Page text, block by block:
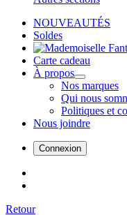
NOUVEAUTÉS
Soldes
Carte cadeau
À propos
Nos marques
Qui nous
Politiques et
Nous joindre
Connexion
Retour